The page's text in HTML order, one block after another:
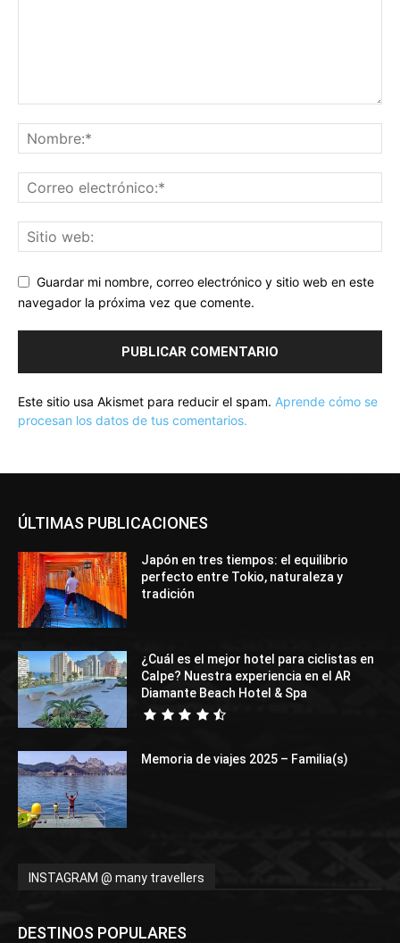
Guardar mi nombre, correo electrónico y sitio web en este
navegador la próxima vez que comente.
Este sitio usa Akismet para reducir el spam. Aprende cómo se
procesan los datos de tus comentarios.
ÚLTIMAS PUBLICACIONES
Japón en tres tiempos: el equilibrio
perfecto entre Tokio, naturaleza y
tradición
¿Cuál es el mejor hotel para ciclistas en
Calpe? Nuestra experiencia en el AR
Diamante Beach Hotel & Spa
Memoria de viajes 2025 – Familia(s)
INSTAGRAM @ many travellers
DESTINOS POPULARES